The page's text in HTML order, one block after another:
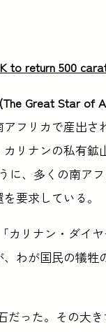
to return 500
Great Star of
フリカで産出さ
リナンの私有鉱
に、多くの南ア
要求している。
カリナン・ダイ
わが国民の犠牲
だった。その大